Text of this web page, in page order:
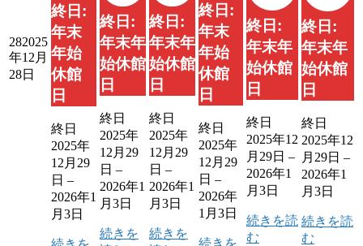
282025
年12月
28日
終日:
年末
年始
休館
日
終日
2025年
12月29
日 –
2026年1
月3日
終日:
年末年
始休館
日
終日
2025年
12月29
日 –
2026年1
月3日
続きを
終日:
年末年
始休館
日
終日
2025年
12月29
日 –
2026年1
月3日
続きを
終日:
年末
年始
休館
日
終日
2025年
12月29
日 –
2026年
1月3日
終日:
年末年
始休館
日
終日
2025年12
月29日 –
2026年1
月3日
続きを読
む
終日:
年末年
始休館
日
終日
2025年12
月29日 –
2026年1
月3日
続きを読
む